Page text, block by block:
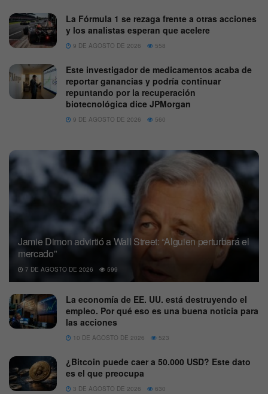
La Fórmula 1 se rezaga frente a otras acciones
y los analistas esperan que acelere
9 DE AGOSTO DE 2026 558
Este investigador de medicamentos acaba de
reportar ganancias y podría continuar
repuntando por la recuperación
biotecnológica dice JPMorgan
9 DE AGOSTO DE 2026 560
Jamie Dimon advirtió a Wall Street: “Alguien perturbará el
mercado”
7 DE AGOSTO DE 2026 599
La economía de EE. UU. está destruyendo el
empleo. Por qué eso es una buena noticia para
las acciones
10 DE AGOSTO DE 2026 523
¿Bitcoin puede caer a 50.000 USD? Este dato
es el que preocupa
3 DE AGOSTO DE 2026 630